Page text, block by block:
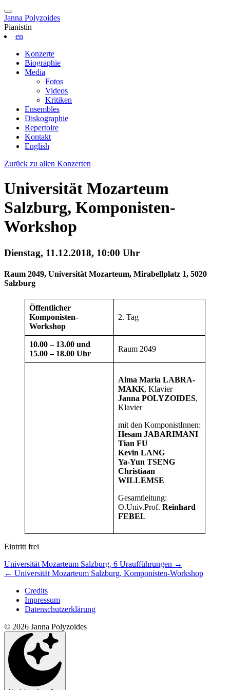
Janna Polyzoides
Pianistin
en
Konzerte
Biographie
Media
Fotos
Videos
Kritiken
Ensembles
Diskographie
Repertoire
Kontakt
English
Zurück zu allen Konzerten
Universität Mozarteum
Salzburg, Komponisten-
Workshop
Dienstag, 11.12.2018, 10:00 Uhr
Raum 2049, Universität Mozarteum, Mirabellplatz 1, 5020
Salzburg
Öffentlicher
Komponisten-
Workshop
2. Tag
10.00 – 13.00 und
15.00 – 18.00 Uhr
Raum 2049
Aima Maria LABRA-
MAKK, Klavier
Janna POLYZOIDES,
Klavier
mit den KomponistInnen:
Hesam JABARIMANI
Tian FU
Kevin LANG
Ya-Yun TSENG
Christiaan
WILLEMSE
Gesamtleitung:
O.Univ.Prof. Reinhard
FEBEL
Eintritt frei
Nächstes/Vorheriges
Konzert
Universität Mozarteum Salzburg, 6 Uraufführungen →
← Universität Mozarteum Salzburg, Komponisten-Workshop
Credits
Impressum
Datenschutzerklärung
© 2026 Janna Polyzoides